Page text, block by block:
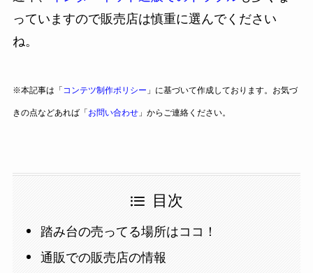
っていますので販売店は慎重に選んでください
ね。
※本記事は「 コンテツ制作ポリシー 」に基づいて作成しております。お気づ
きの点などあれば「 お問い合わせ」からご連絡ください。
目次
踏み台の売ってる場所はココ！
通販での販売店の情報